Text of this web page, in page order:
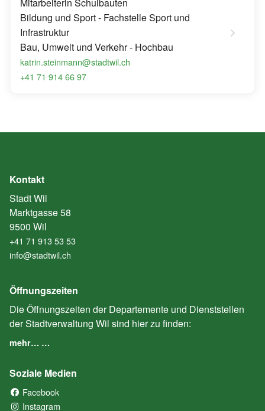
Bildung und Sport - Fachstelle Sport und
Infrastruktur
Bau, Umwelt und Verkehr - Hochbau
katrin.steinmann@stadtwil.ch
+41 71 914 66 97
Kontakt
Stadt Wil
Marktgasse 58
9500 Wil
+41 71 913 53 53
info@stadtwil.ch
Öffnungszeiten
Die Öffnungszeiten der Departemente und Dienststellen
der Stadtverwaltung Wil sind hier zu finden:
mehr… …
Soziale Medien
Facebook
Instagram